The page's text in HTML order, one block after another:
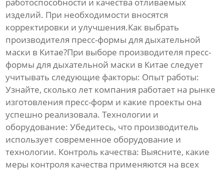
работоспособности и качества отливаемых
изделий. При необходимости вносятся
корректировки и улучшения.Как выбрать
производителя пресс-формы для дыхательной
маски в Китае?При выборе производителя пресс-
формы для дыхательной маски в Китае следует
учитывать следующие факторы: Опыт работы:
Узнайте, сколько лет компания работает на рынке
изготовления пресс-форм и какие проекты она
успешно реализовала.Технологии и
оборудование: Убедитесь, что производитель
использует современное оборудование и
технологии. Контроль качества: Выясните, какие
меры контроля качества применяются на всех